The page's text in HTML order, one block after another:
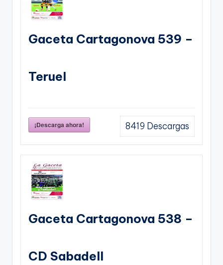
Gaceta Cartagonova 539 –
Teruel
¡Descarga ahora! 8419 Descargas
Gaceta Cartagonova 538 –
CD Sabadell